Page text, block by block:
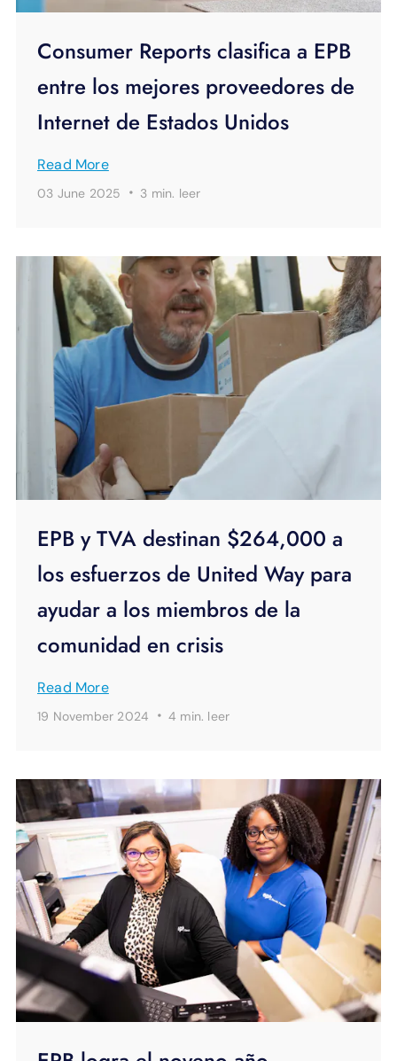
Consumer Reports clasifica a EPB
entre los mejores proveedores de
Internet de Estados Unidos
Read More
03 June 2025 · 3 min. leer
EPB y TVA destinan $264,000 a
los esfuerzos de United Way para
ayudar a los miembros de la
comunidad en crisis
Read More
19 November 2024 · 4 min. leer